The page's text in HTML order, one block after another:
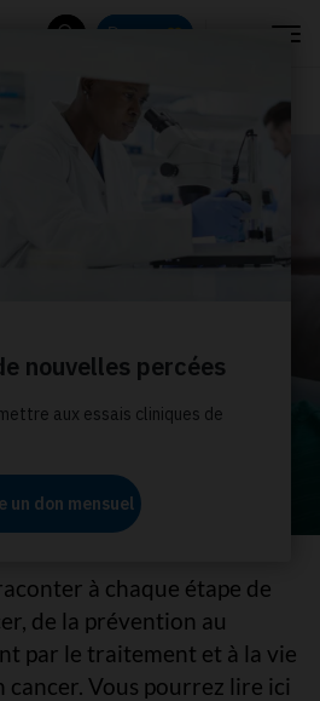
Donnez
à chaque étape de
de la prévention au
par le traitement et à la vie
cancer. Vous pourrez lire ici